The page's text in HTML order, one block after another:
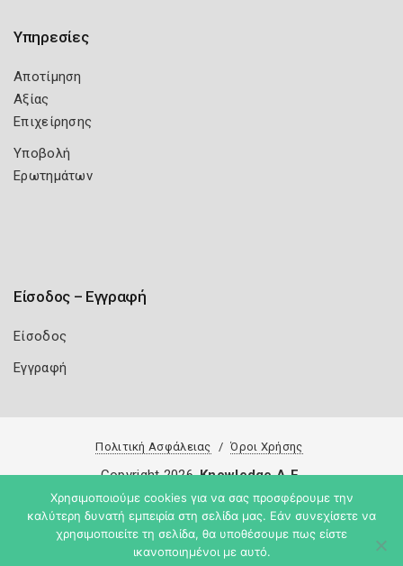
Υπηρεσίες
Αποτίμηση
Αξίας
Επιχείρησης
Υποβολή
Ερωτημάτων
Είσοδος – Εγγραφή
Είσοδος
Εγγραφή
Πολιτική Ασφάλειας Όροι Χρήσης
Copyright 2026 Knowledge A.E.
Χρησιμοποιούμε cookies για να σας προσφέρουμε την
καλύτερη δυνατή εμπειρία στη σελίδα μας. Εάν συνεχίσετε να
χρησιμοποιείτε τη σελίδα, θα υποθέσουμε πως είστε
ικανοποιημένοι με αυτό.